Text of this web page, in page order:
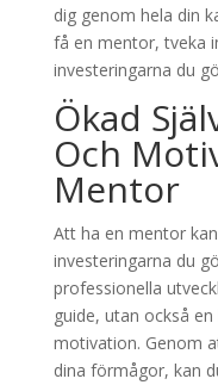
dig genom hela din
få en mentor, tveka
investeringarna du
Ökad
Och
Mentor
Att ha en mentor
investeringarna du
professionella
guide, utan också
motivation. Genom
dina förmågor, kan